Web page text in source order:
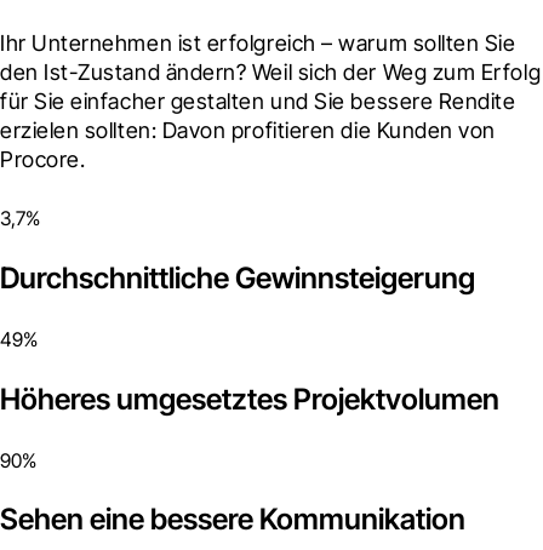
Ihr Unternehmen ist erfolgreich – warum sollten Sie
den Ist-Zustand ändern? Weil sich der Weg zum Erfolg
für Sie einfacher gestalten und Sie bessere Rendite
erzielen sollten: Davon profitieren die Kunden von
Procore.
3,7%
Durchschnittliche Gewinnsteigerung
49%
Höheres umgesetztes Projektvolumen
90%
Sehen eine bessere Kommunikation